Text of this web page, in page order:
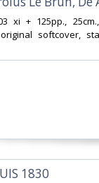
xi + 125pp.,
softcover,
1830‎